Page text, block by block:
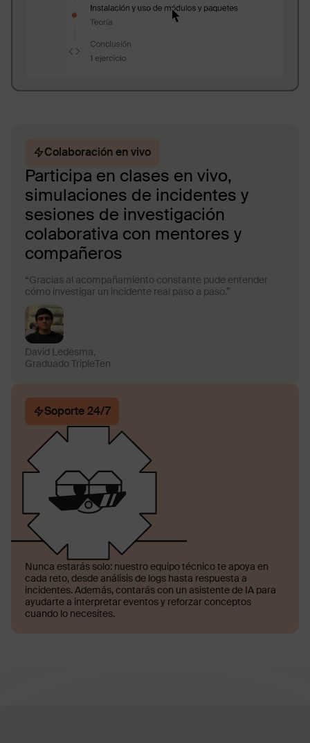
Colaboración en vivo
Participa en clases en vivo,
simulaciones de incidentes y
sesiones de investigación
colaborativa con mentores y
compañeros
“Gracias al acompañamiento constante pude entender
cómo investigar un incidente real paso a paso.”
David Ledesma,
Graduado TripleTen
Soporte 24/7
Nunca estarás solo: nuestro equipo técnico te apoya en
cada reto, desde análisis de logs hasta respuesta a
incidentes. Además, contarás con un asistente de IA para
ayudarte a interpretar eventos y reforzar conceptos
cuando lo necesites.